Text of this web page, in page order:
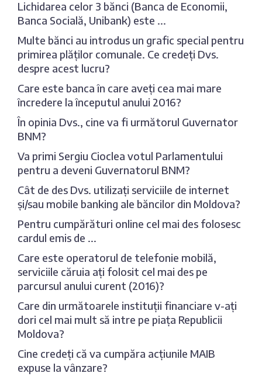
Lichidarea celor 3 bănci (Banca de Economii,
Banca Socială, Unibank) este ...
Multe bănci au introdus un grafic special pentru
primirea plăților comunale. Ce credeți Dvs.
despre acest lucru?
Care este banca în care aveți cea mai mare
încredere la începutul anului 2016?
În opinia Dvs., cine va fi următorul Guvernator
BNM?
Va primi Sergiu Cioclea votul Parlamentului
pentru a deveni Guvernatorul BNM?
Cât de des Dvs. utilizați serviciile de internet
și/sau mobile banking ale băncilor din Moldova?
Pentru cumpărături online cel mai des folosesc
cardul emis de ...
Care este operatorul de telefonie mobilă,
serviciile căruia ați folosit cel mai des pe
parcursul anului curent (2016)?
Care din următoarele instituții financiare v-ați
dori cel mai mult să intre pe piața Republicii
Moldova?
Cine credeți că va cumpăra acțiunile MAIB
expuse la vânzare?